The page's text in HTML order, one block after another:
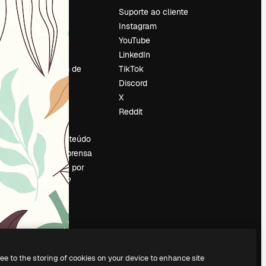
Preços
Sobre nós
Reviews
Emprego
Tendências de
pesquisa
Blog
Eventos
Vender conteúdo
Sala de imprensa
Procurando por
magnific.ai?
Suporte ao cliente
Instagram
YouTube
LinkedIn
TikTok
Discord
X
Reddit
to the storing of cookies on your device to enhance site